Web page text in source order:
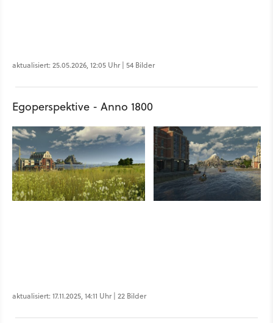
aktualisiert: 25.05.2026, 12:05 Uhr | 54 Bilder
Egoperspektive - Anno 1800
aktualisiert: 17.11.2025, 14:11 Uhr | 22 Bilder